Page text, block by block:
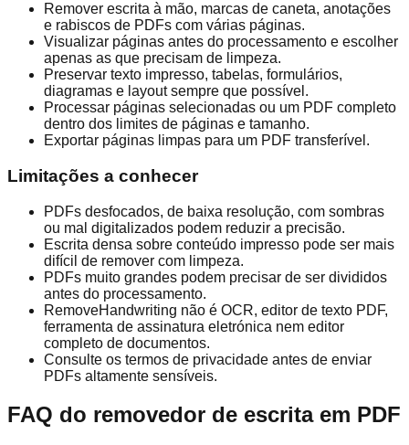
Remover escrita à mão, marcas de caneta, anotações
e rabiscos de PDFs com várias páginas.
Visualizar páginas antes do processamento e escolher
apenas as que precisam de limpeza.
Preservar texto impresso, tabelas, formulários,
diagramas e layout sempre que possível.
Processar páginas selecionadas ou um PDF completo
dentro dos limites de páginas e tamanho.
Exportar páginas limpas para um PDF transferível.
Limitações a conhecer
PDFs desfocados, de baixa resolução, com sombras
ou mal digitalizados podem reduzir a precisão.
Escrita densa sobre conteúdo impresso pode ser mais
difícil de remover com limpeza.
PDFs muito grandes podem precisar de ser divididos
antes do processamento.
RemoveHandwriting não é OCR, editor de texto PDF,
ferramenta de assinatura eletrónica nem editor
completo de documentos.
Consulte os termos de privacidade antes de enviar
PDFs altamente sensíveis.
FAQ do removedor de escrita em PDF